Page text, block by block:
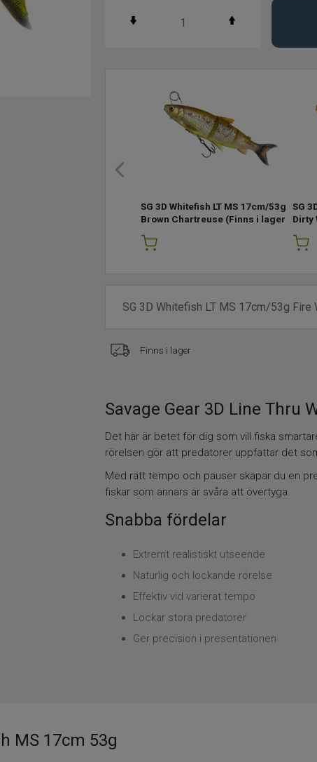
SG 3D Whitefish LT MS 17cm/53g
Brown Chartreuse (Finns i lager)
SG
Dirty
Finns i lager
Savage Gear 3D Line Thru
Det här är betet för dig som vill fiska
rörelsen gör att predatorer uppfattar det
Med rätt tempo och pauser skapar du en
fiskar som annars är svåra att övertyga.
Snabba fördelar
Extremt realistiskt utseende
Naturlig och lockande rörelse
Effektiv vid varierat tempo
Lockar stora predatorer
Ger precision i presentationen
MS 17cm 53g